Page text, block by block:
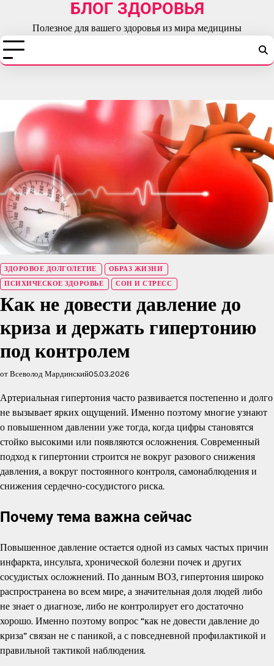
содержимому
БЛОГ ЗДОРОВЬЯ
Полезное для вашего здоровья из мира медицины
ЗДОРОВОЕ ДОЛГОЛЕТИЕ
ОБРАЗ ЖИЗНИ
ПСИХИЧЕСКОЕ ЗДОРОВЬЕ
СОН И СТРЕСС
Как не довести давление до
криза и держать гипертонию
под контролем
от Всеволод Мардинский05.03.2026
Артериальная гипертония часто развивается постепенно и долго
не вызывает ярких ощущений. Именно поэтому многие узнают
о повышенном давлении уже тогда, когда цифры становятся
стойко высокими или появляются осложнения. Современный
подход к гипертонии строится не вокруг разового снижения
давления, а вокруг постоянного контроля, самонаблюдения и
снижения сердечно-сосудистого риска.
Почему тема важна сейчас
Повышенное давление остается одной из самых частых причин
инфаркта, инсульта, хронической болезни почек и других
сосудистых осложнений. По данным ВОЗ, гипертония широко
распространена во всем мире, а значительная доля людей либо
не знает о диагнозе, либо не контролирует его достаточно
хорошо. Именно поэтому вопрос “как не довести давление до
криза” связан не с паникой, а с повседневной профилактикой и
правильной тактикой наблюдения.